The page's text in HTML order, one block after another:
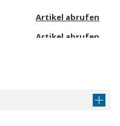
Artikel abrufen
Artikel abrufen